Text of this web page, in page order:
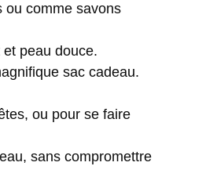
ou comme savons
peau douce.
sac cadeau.
ou pour se faire
sans compromettre